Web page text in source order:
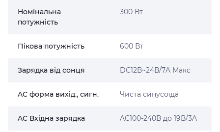
Номінальна
потужність
300 Вт
Пікова потужність 600 Вт
Зарядка від сонця DC12В~24В/7A Макс
AC форма вихiд., сигн. Чиста синусоїда
AC Вхідна зарядка AC100-240В до 19В/3A